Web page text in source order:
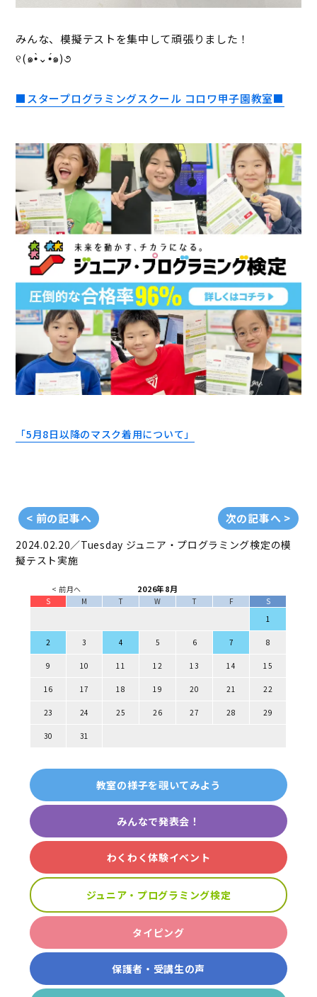
みんな、模擬テストを集中して頑張りました！
୧(๑•̀⌄•́๑)૭
■スタープログラミングスクール コロワ甲子園教室■
「5月8日以降のマスク着用について」
< 前の記事へ 次の記事へ >
2024.02.20／Tuesday ジュニア・プログラミング検定の模
擬テスト実施
< 前月へ 2026年8月
S M T W T F
S
1
2 3 4 5 6 7 8
9 10 11 12 13 14 15
16 17 18 19 20 21 22
23 24 25 26 27 28 29
30 31
教室の様子を覗いてみよう
みんなで発表会！
わくわく体験イベント
ジュニア・プログラミング検定
タイピング
保護者・受講生の声